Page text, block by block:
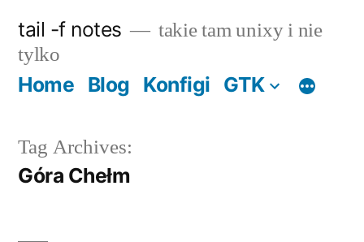
content
tail -f notes
takie tam unixy i nie
tylko
Home Blog Konfigi GTK
Tag Archives:
Góra Chełm